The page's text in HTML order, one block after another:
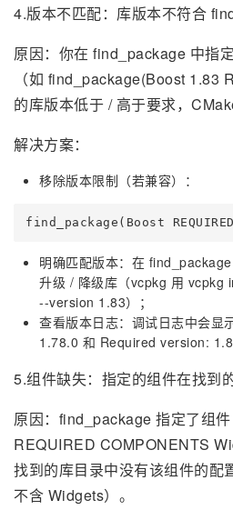
4.版本不匹配：库版本不符合
原因：你在 find_package 中指
（如 find_package(Boost 1.83
的库版本低于 / 高于要求，
解决方案：
移除版本限制（若兼容）：
find_package(Boost REQUIRED
明确匹配版本：在
升级 / 降级库（vcpkg 用 vcpkg
--version 1.83）；
查看版本日志：调试日志中会
1.78.0 和 Required version:
5.组件缺失：指定的组件在找到
原因：find_package 指定了组
REQUIRED COMPONENTS
找到的库目录中没有该组件的配
不含 Widgets）。